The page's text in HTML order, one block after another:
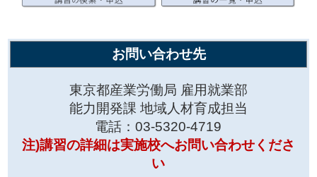
お問い合わせ先
東京都産業労働局 雇用就業部
能力開発課 地域人材育成担当
電話：03-5320-4719
注)講習の詳細は実施校へお問い合わせくださ
い